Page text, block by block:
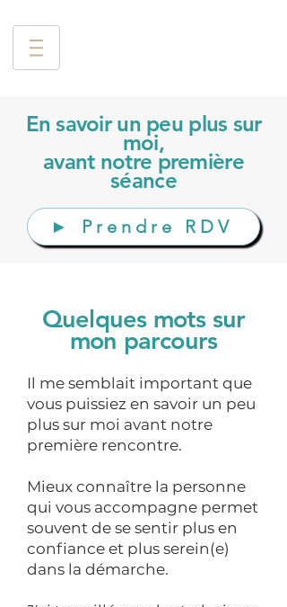
En savoir un peu plus sur
moi,
avant notre première
séance
► Prendre RDV
Quelques mots sur
mon parcours
Il me semblait important que
vous puissiez en savoir un peu
plus sur moi avant notre
première rencontre.
Mieux connaître la personne
qui vous accompagne permet
souvent de se sentir plus en
confiance et plus serein(e)
dans la démarche.